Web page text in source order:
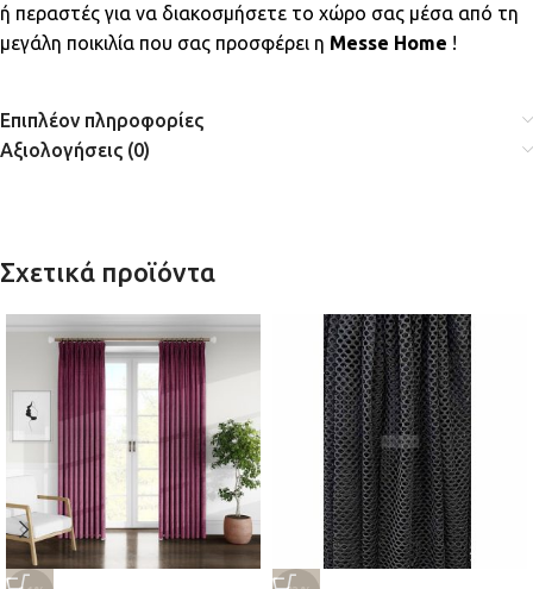
ή περαστές για να διακοσμήσετε το χώρο σας μέσα από τη
μεγάλη ποικιλία που σας προσφέρει η Messe Home !
Επιπλέον πληροφορίες
Αξιολογήσεις (0)
Σχετικά προϊόντα